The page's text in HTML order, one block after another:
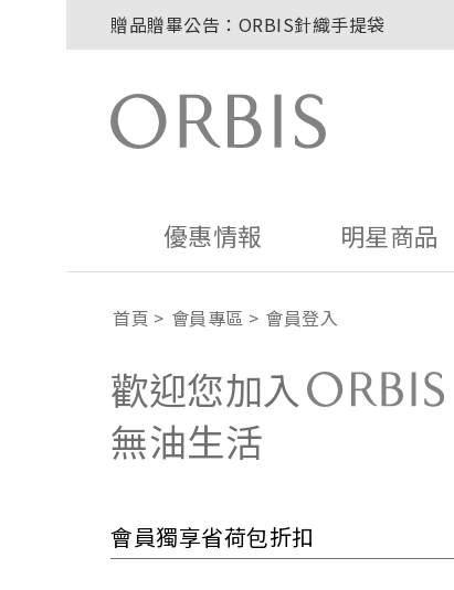
贈品贈畢公告：ORBIS針織手提袋
玉山卡友獨享優惠！2026年刷卡滿額送百
全新回饋！聯邦卡友刷卡滿額送百元購物金
贈品贈畢公告：ORBIS大理石紋午茶杯
優惠情報 明星商品
首頁 會員專區 會員登入
歡迎您加入
無油生活
會員獨享省荷包折扣